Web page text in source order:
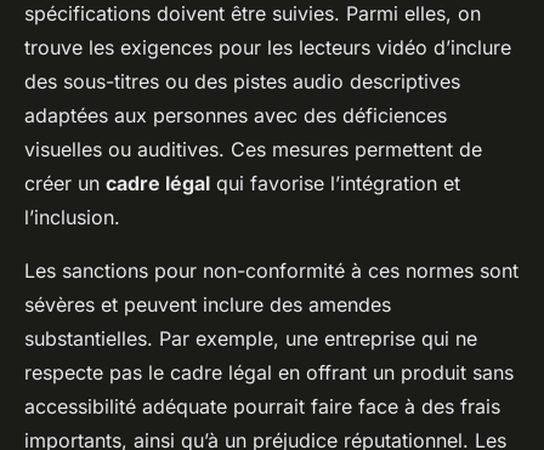
spécifications doivent être suivies. Parmi elles, on
trouve les exigences pour les lecteurs vidéo d’inclure
des sous-titres ou des pistes audio descriptives
adaptées aux personnes avec des déficiences
visuelles ou auditives. Ces mesures permettent de
créer un cadre légal qui favorise l’intégration et
l’inclusion.
Les sanctions pour non-conformité à ces normes sont
sévères et peuvent inclure des amendes
substantielles. Par exemple, une entreprise qui ne
respecte pas le cadre légal en offrant un produit sans
accessibilité adéquate pourrait faire face à des frais
importants, ainsi qu’à un préjudice réputationnel. Les